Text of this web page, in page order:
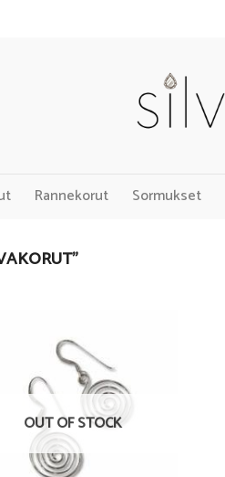
Rannekorut Sormukset
Add to
OUT OF STOCK